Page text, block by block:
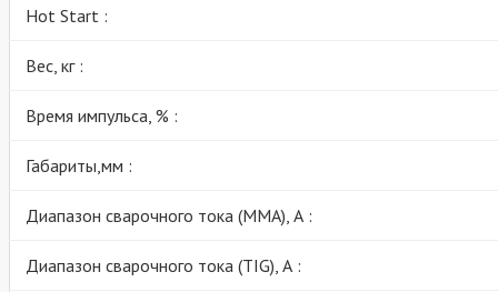
Hot Start :
Вес, кг :
Время импульса, % :
Габариты,мм :
Диапазон сварочного тока (MMA), А :
Диапазон сварочного тока (TIG), А :